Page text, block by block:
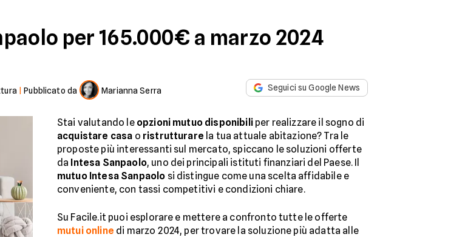
per 165.000€ a marzo 2024
|Pubblicato da Marianna Serra Seguici su Google News
Stai valutando le opzioni mutuo disponibiliper realizzare il sogno di
acquistare casa o ristrutturare la tua attuale abitazione? Tra le
proposte più interessanti sul mercato, spiccano le soluzioni offerte
da Intesa Sanpaolo, uno dei principali istituti finanziari del Paese. Il
mutuo Intesa Sanpaolo si distingue come una scelta affidabile e
conveniente, con tassi competitivi e condizioni chiare.
Su Facile.it puoi esplorare e mettere a confronto tutte le offerte
mutui online di marzo 2024, per trovare la soluzione più adatta alle